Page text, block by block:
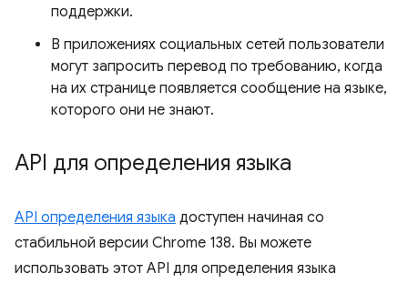
поддержки.
В приложениях социальных сетей пользователи
могут запросить перевод по требованию, когда
на их странице появляется сообщение на языке,
которого они не знают.
API для определения языка
API определения языка доступен начиная со
стабильной версии Chrome 138. Вы можете
использовать этот API для определения языка